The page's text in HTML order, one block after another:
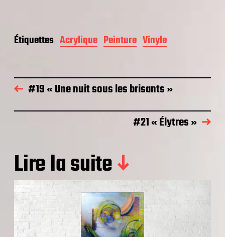
Étiquettes Acrylique Peinture Vinyle
#19 « Une nuit sous les brisants »
#21 « Élytres »
Lire la suite